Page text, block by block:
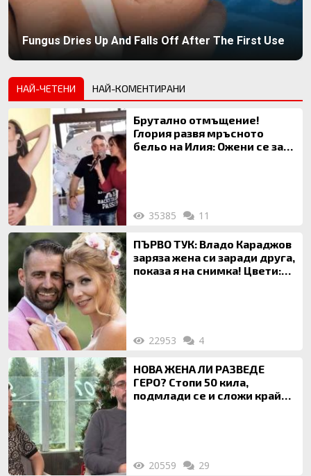
Fungus Dries Up And Falls Off After The First Use
НАЙ-ЧЕТЕНИ НАЙ-КОМЕНТИРАНИ
Брутално отмъщение!
Глория развя мръсното
бельо на Илия: Ожени се за
35385 11
ПЪРВО ТУК: Владо Караджов
заряза жена си заради друга,
показа я на снимка! Цвети:
22953 4
НОВА ЖЕНА ЛИ РАЗВЕДЕ
ГЕРО? Стопи 50 кила,
подмлади се и сложи край
20559 29